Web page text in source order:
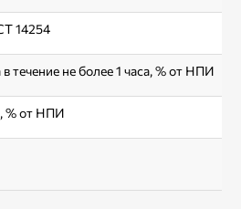
14254
течение не более 1 часа, % от НПИ
% от НПИ